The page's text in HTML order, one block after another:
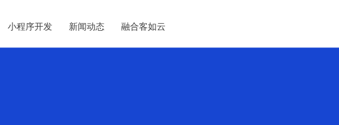
小程序开发 新闻动态 融合客如云